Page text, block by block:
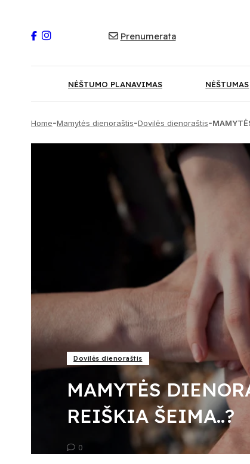
Prenumerata
NĖŠTUMO PLANAVIMAS NĖŠTUMAS
Home-Mamytės dienoraštis-Dovilės dienoraštis-
Dovilės dienoraštis
MAMYTĖS
REIŠKIA ŠEIMA..?
0